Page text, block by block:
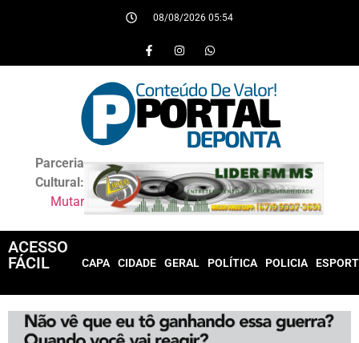
08/08/2026 05:54
Parceria
Cultural:
Mutar
ACESSO
FÁCIL
CAPA CIDADE GERAL POLÍTICA POLICIA